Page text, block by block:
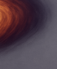
sind
oder anders
in den…